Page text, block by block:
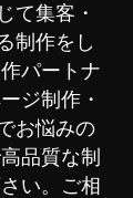
て集客・
制作をし
パートナ
ジ制作・
お悩みの
品質な制
い。ご相